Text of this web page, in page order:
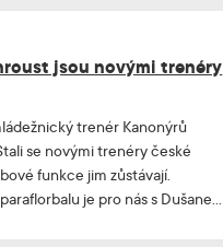
jsou novými trenéry
trenér Kanonýrů
se novými trenéry české
funkce jim zůstávají.
je pro nás s Dušanem